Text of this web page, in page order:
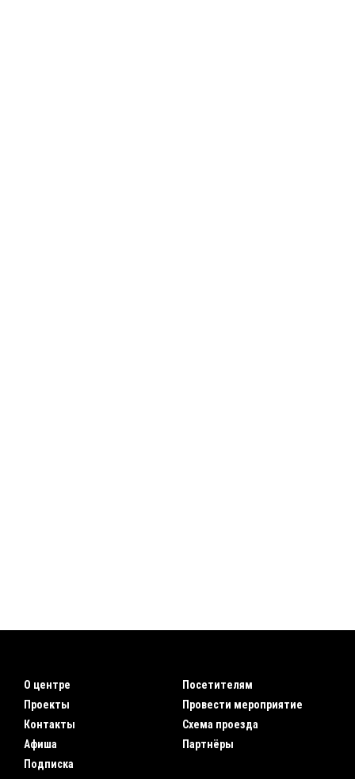
О центре
Проекты
Контакты
Афиша
Подписка
Посетителям
Провести мероприятие
Схема проезда
Партнёры